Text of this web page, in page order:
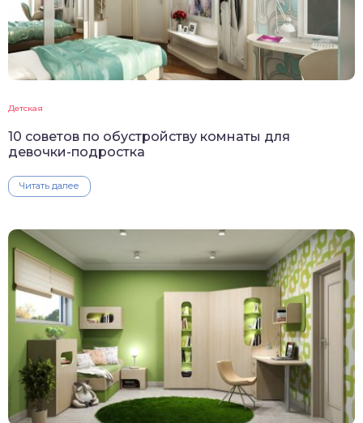
Детская
10 советов по обустройству комнаты для
девочки-подростка
Читать далее